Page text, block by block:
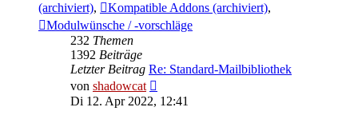
(archiviert), Kompatible Addons (archiviert),
Modulwünsche / -vorschläge
232 Themen
1392 Beiträge
Letzter Beitrag Re: Standard-Mailbibliothek
von shadowcat
Beitrag
Di 12. Apr 2022, 12:41